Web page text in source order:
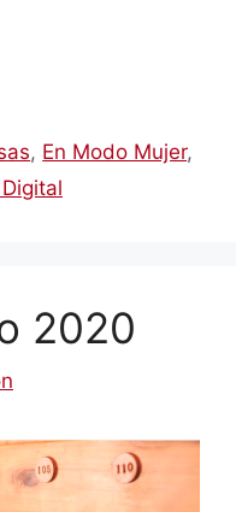
, En Modo Mujer,
2020